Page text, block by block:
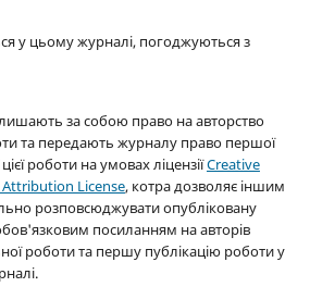
у цьому журналі, погоджуються з
за собою право на авторство
та передають журналу право першої
цієї роботи на умовах ліцензіїCreative
License, котра дозволяє іншим
розповсюджувати опубліковану
посиланням на авторів
роботи та першу публікацію роботи у